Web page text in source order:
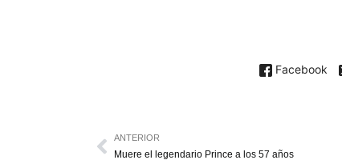
Facebook
ANTERIOR
Muere el legendario Prince a los 57 años